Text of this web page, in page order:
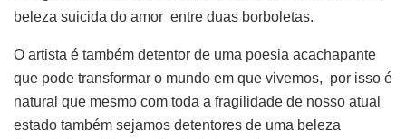
beleza suicida do amor entre duas borboletas.
O artista é também detentor de uma poesia acachapante
que pode transformar o mundo em que vivemos, por isso é
natural que mesmo com toda a fragilidade de nosso atual
estado também sejamos detentores de uma beleza